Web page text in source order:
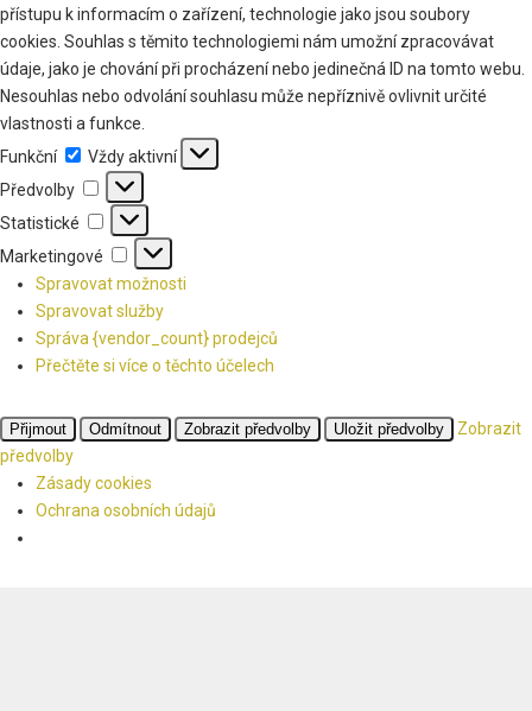
přístupu k informacím o zařízení, technologie jako jsou soubory
cookies. Souhlas s těmito technologiemi nám umožní zpracovávat
údaje, jako je chování při procházení nebo jedinečná ID na tomto webu.
Nesouhlas nebo odvolání souhlasu může nepříznivě ovlivnit určité
vlastnosti a funkce.
Funkční
Funkční
Vždy aktivní
Předvolby
Předvolby
Statistické Statistické
Marketingové
Marketingové
Spravovat možnosti
Spravovat služby
Správa {vendor_count} prodejců
Přečtěte si více o těchto účelech
Přijmout Odmítnout Zobrazit předvolby Uložit předvolby
Zobrazit
předvolby
Zásady cookies
Ochrana osobních údajů